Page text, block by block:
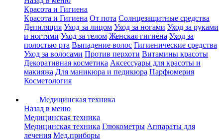
Красота и Гигиена
Красота и Гигиена От пота Солнцезащитные средства
Депиляция Уход за лицом Уход за ногами Уход за руками
и ногтями Уход за телом Женская гигиена Уход за
полостью рта Выпадение волос Гигиенические средства
Уход за волосами Против перхоти Витамины красоты
Декоративная косметика Аксессуары для красоты и
макияжа Для маникюра и педикюра Парфюмерия
Косметология
Медицинская техника
Назад в меню
Медицинская техника
Медицинская техника Глюкометры Аппараты для
лечения Мед.приборы